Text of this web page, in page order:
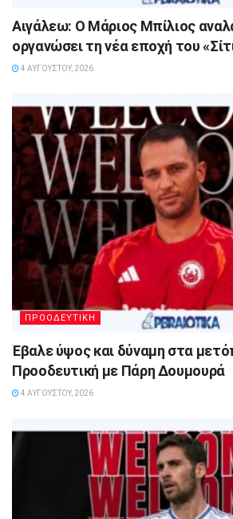
Αιγάλεω: Ο Μάριος Μπίλιος
οργανώσει τη νέα εποχή του
4 ΑΥΓΟΎΣΤΟΥ, 2026
ΠΡΟΟΔΕΥΤΙΚΗ
Έβαλε ύψος και δύναμη στα
Προοδευτική με Πάρη Δουμουρά
4 ΑΥΓΟΎΣΤΟΥ, 2026